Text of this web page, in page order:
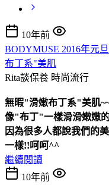
10年前
BODYMUSE 2016年元
布丁系"美肌
Rita談保養 時尚流行
無暇"滑嫩布丁系"美肌
像"布丁"一樣滑滑嫩嫩
因為很多人都說我們的
一樣!!呵呵^^
繼續閱讀
10年前